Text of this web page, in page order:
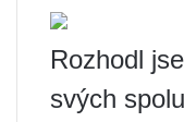
Rozhodl
svých